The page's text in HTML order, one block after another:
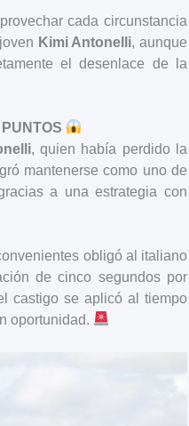
cada circunstancia
Kimi Antonelli, aunque
el desenlace de la
, quien había perdido la
mantenerse como uno de
a una estrategia con
obligó al italiano
de cinco segundos por
castigo se aplicó al tiempo
oportunidad.